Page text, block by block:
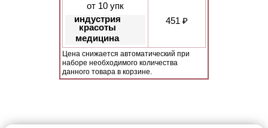
от 10 упк
индустрия
красоты
медицина
451 ₽
Цена снижается автоматический при
наборе необходимого количества
данного товара в корзине.